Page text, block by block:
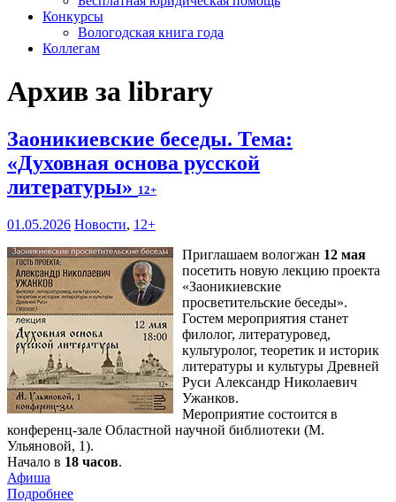
Конкурсы
Вологодская книга года
Коллегам
Архив за library
Заоникиевские беседы. Тема:
«Духовная основа русской
литературы» 12+
01.05.2026 Новости, 12+
Приглашаем вологжан 12 мая
посетить новую лекцию проекта
«Заоникиевские
просветительские беседы».
Гостем мероприятия станет
филолог, литературовед,
культуролог, теоретик и историк
литературы и культуры Древней
Руси Александр Николаевич
Ужанков.
Мероприятие состоится в
конференц-зале Областной научной библиотеки (М.
Ульяновой, 1).
Начало в 18 часов.
Афиша
Подробнее